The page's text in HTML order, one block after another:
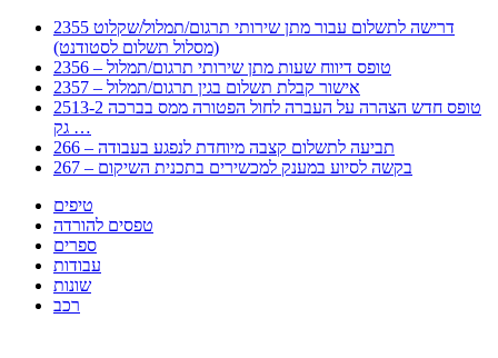
2355 דרישה לתשלום עבור מתן שירותי תרגום/תמלול/שקלוט
(מסלול תשלום לסטודנט)
2356 – טופס דיווח שעות מתן שירותי תרגום/תמלול
2357 – אישור קבלת תשלום בגין תרגום/תמלול
2513-2 טופס חדש הצהרה על העברה לחול הפטורה ממס בברכה
גק …
266 – תביעה לתשלום קצבה מיוחדת לנפגע בעבודה
267 – בקשה לסיוע במענק למכשירים בתכנית השיקום
טיפים
טפסים להורדה
ספרים
עבודות
שונות
רכב